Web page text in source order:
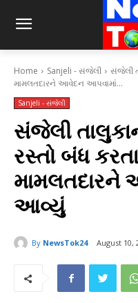
Home Sanjeli - સંજેલી
સંજેલી
મામલતદારને આવેદન આપવામાં...
Sanjeli - સંજેલી
સંજેલી
રસ્તો બંધ
મામલતદારને
આવ્યું
By NewsTok24 August 10,